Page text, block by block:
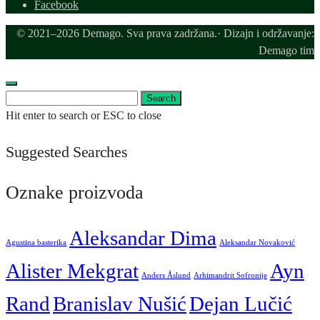
Facebook
© 2021–2026 Demago. Sva prava zadržana.· Dizajn i održavanje:
Demago tim
for:
Search
Hit enter to search or ESC to close
Suggested Searches
Oznake proizvoda
Agustina basterika Aleksandar Dima Aleksandar Novaković
Alister Mekgrat Anders Åslund Arhimandrit Sofronije Ayn
RandBranislav NušićDejan Lučić